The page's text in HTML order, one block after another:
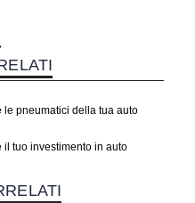
le pneumatici della tua auto
il tuo investimento in auto